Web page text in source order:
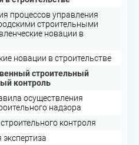
процессов управления
строительными
новации в
новации в строительстве
строительный
контроль
осуществления
надзора
контроля